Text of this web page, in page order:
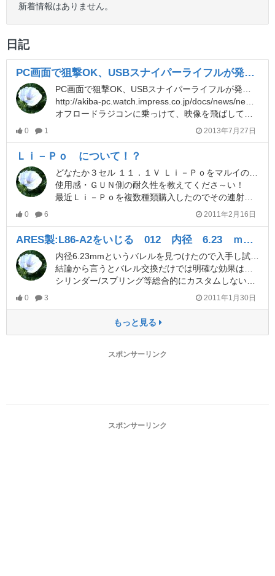
新着情報はありません。
日記
PC画面で狙撃OK、USBスナイパーライフルが発売に
http://akiba-pc.watch.impress.co.jp/docs/news/news/20130727_609332.html
オフロードラジコンに乗っけて、映像を飛ばして、狙い撃つ！撃つ！？
0 1 2013年7月27日
Ｌｉ－Ｐｏ について！？
使用感・ＧＵＮ側の耐久性を教えてくださ～い！
最近Ｌｉ－Ｐｏを複数種類購入したのでその連射性能比較をしてみました。
0 6 2011年2月16日
ARES製:L86-A2をいじる 012 内径 6.23 ｍｍ バレル
結論から言うとバレル交換だけでは明確な効果は判らない。
シリンダー/スプリング等総合的にカスタムしないと効果は判らない？
0 3 2011年1月30日
もっと見る
スポンサーリンク
スポンサーリンク